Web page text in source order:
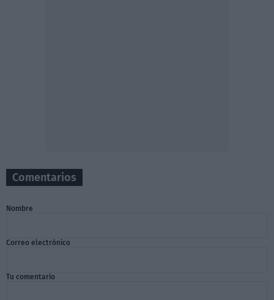
Comentarios
Nombre
Correo electrónico
Tu comentario